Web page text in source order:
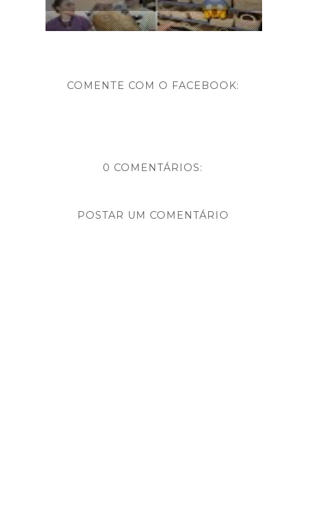
COMENTE COM O FACEBOOK:
0 COMENTÁRIOS:
POSTAR UM COMENTÁRIO